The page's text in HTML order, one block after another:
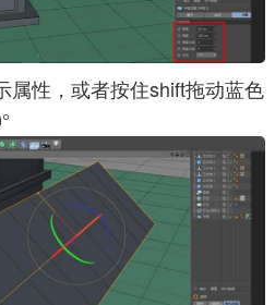
属性，或者按住shift拖动蓝色